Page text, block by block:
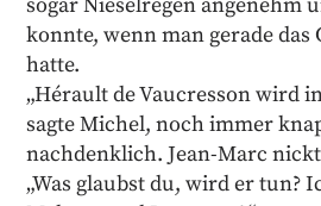
sogar Nieselregen angenehm
konnte, wenn man gerade das
hatte.
„Hérault de Vaucresson wird
sagte Michel, noch immer
nachdenklich. Jean-Marc
„Was glaubst du, wird er tun?